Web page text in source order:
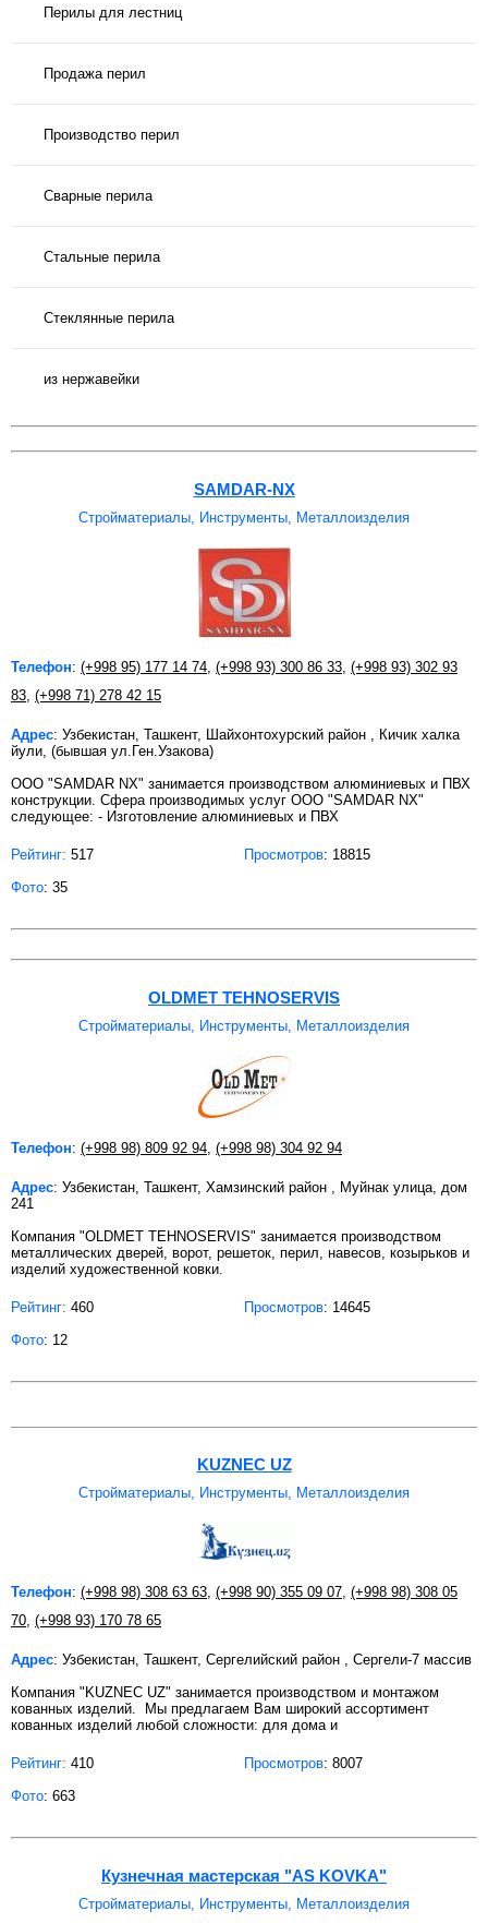
Перилы для лестниц
Продажа перил
Производство перил
Сварные перила
Стальные перила
Стеклянные перила
из нержавейки
SAMDAR-NX
Стройматериалы, Инструменты, Металлоизделия
Телефон: (+998 95) 177 14 74, (+998 93) 300 86 33, (+998 93) 302 93
83, (+998 71) 278 42 15
Адрес: Узбекистан, Ташкент, Шайхонтохурский район , Кичик халка
йули, (бывшая ул.Ген.Узакова)
OOO "SAMDAR NX" занимается производством алюминиевых и ПВХ
конструкции. Сфера производимых услуг OOO "SAMDAR NX"
следующее: - Изготовление алюминиевых и ПВХ
Рейтинг: 517 Просмотров: 18815
Фото: 35
OLDMET TEHNOSERVIS
Стройматериалы, Инструменты, Металлоизделия
Телефон: (+998 98) 809 92 94, (+998 98) 304 92 94
Адрес: Узбекистан, Ташкент, Хамзинский район , Муйнак улица, дом
241
Компания "OLDMET TEHNOSERVIS" занимается производством
металлических дверей, ворот, решеток, перил, навесов, козырьков и
изделий художественной ковки.
Рейтинг: 460 Просмотров: 14645
Фото: 12
KUZNEC UZ
Стройматериалы, Инструменты, Металлоизделия
Телефон: (+998 98) 308 63 63, (+998 90) 355 09 07, (+998 98) 308 05
70, (+998 93) 170 78 65
Адрес: Узбекистан, Ташкент, Сергелийский район , Сергели-7 массив
Компания "KUZNEC UZ" занимается производством и монтажом
кованных изделий. Мы предлагаем Вам широкий ассортимент
кованных изделий любой сложности: для дома и
Рейтинг: 410 Просмотров: 8007
Фото: 663
Кузнечная мастерская "AS KOVKA"
Стройматериалы, Инструменты, Металлоизделия